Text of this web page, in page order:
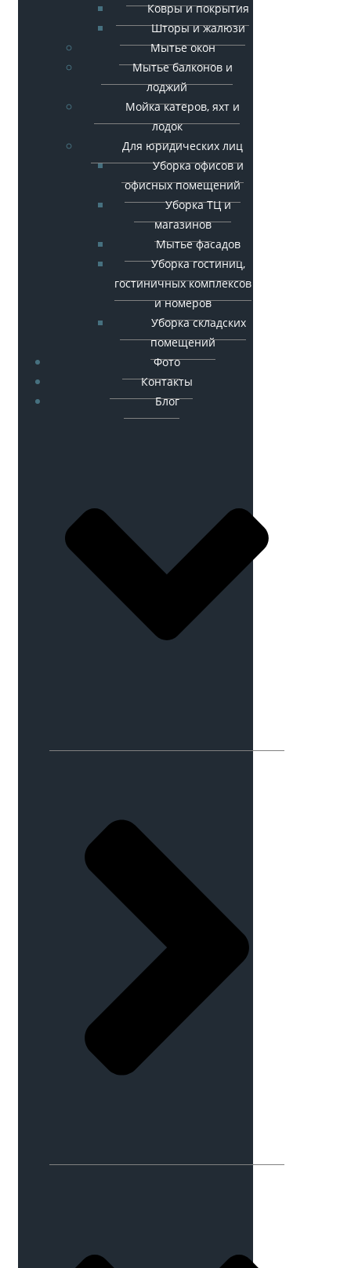
Ковры и покрытия
Шторы и жалюзи
Мытье окон
Мытье балконов и
лоджий
Мойка катеров, яхт и
лодок
Для юридических лиц
Уборка офисов и
офисных помещений
Уборка ТЦ и
магазинов
Мытье фасадов
Уборка гостиниц,
гостиничных комплексов
и номеров
Уборка складских
помещений
Фото
Контакты
Блог